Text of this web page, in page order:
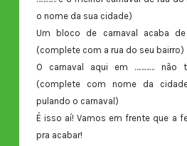
o nome da sua cidade)
Um bloco de carnaval acaba
(complete com a rua do seu bairro)
O carnaval aqui em ………… não
(complete com nome da
pulando o carnaval)
É isso aí! Vamos em frente que a
pra acabar!